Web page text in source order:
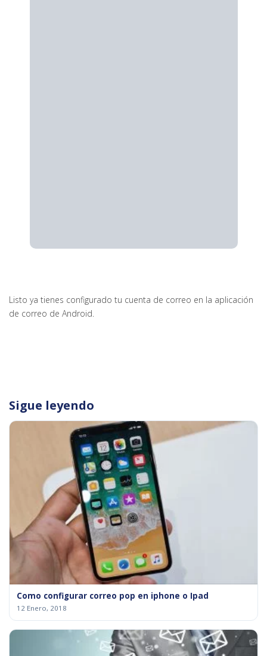
Listo ya tienes configurado tu cuenta de correo en la aplicación
de correo de Android.
Sigue leyendo
Como configurar correo pop en iphone o Ipad
12 Enero, 2018